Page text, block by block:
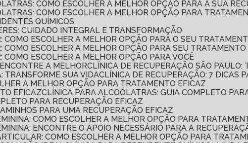
COMO ESCOLHER A MELHOR OPÇÃO PARA A SUA
COMO ESCOLHER A MELHOR OPÇÃO PARA
QUÍMICOS
CUIDADO INTEGRAL E TRANSFORMAÇÃO
COMO ESCOLHER A MELHOR OPÇÃO PARA O SEU
COMO ESCOLHER A MELHOR OPÇÃO PARA SEU TRATAMENTO
COMO ESCOLHER A MELHOR OPÇÃO PARA VOCÊ
A MELHOR
CLÍNICA DE RECUPERAÇÃO SÃO
TRANSFORME SUA VIDA
CLÍNICA DE RECUPERAÇÃO: 7 DICAS
A MELHOR OPÇÃO PARA TRATAMENTO EFICAZ
EFICAZ
CLÍNICA PARA ALCOÓLATRAS: GUIA COMPLETO
PARA RECUPERAÇÃO EFICAZ
PARA UMA RECUPERAÇÃO EFICAZ
COMO ESCOLHER A MELHOR OPÇÃO PARA
ENCONTRE O APOIO NECESSÁRIO PARA A
COMO ESCOLHER A MELHOR OPÇÃO PARA